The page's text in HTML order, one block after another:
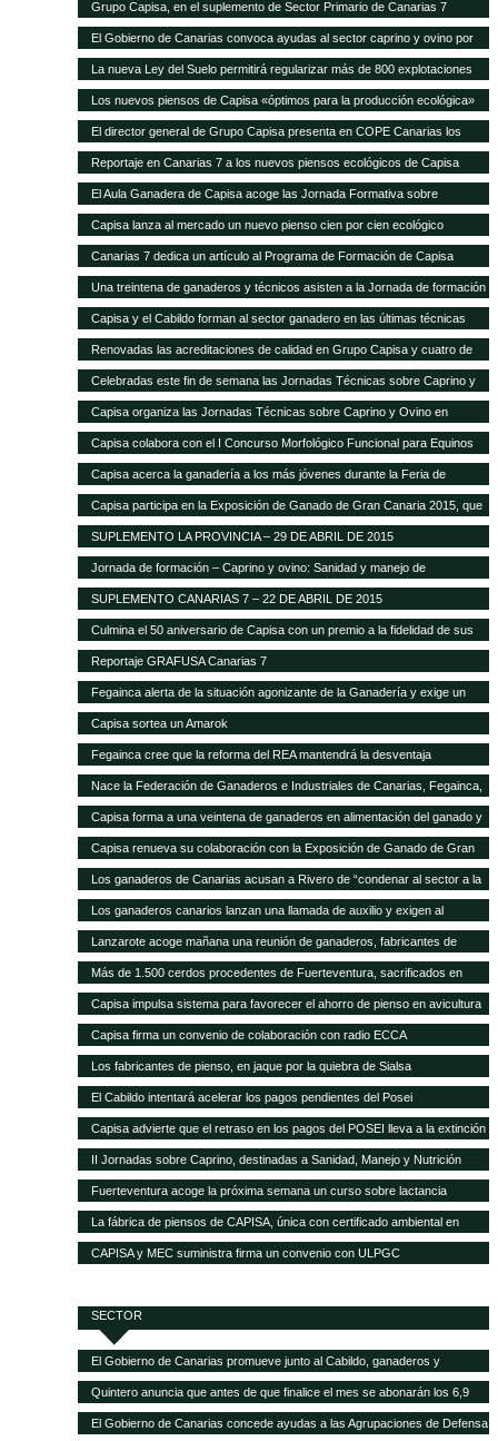
Grupo Capisa, en el suplemento de Sector Primario de Canarias 7
El Gobierno de Canarias convoca ayudas al sector caprino y ovino por
seis millones de euros
La nueva Ley del Suelo permitirá regularizar más de 800 explotaciones
agrícolas y ganaderas
Los nuevos piensos de Capisa «óptimos para la producción ecológica»
El director general de Grupo Capisa presenta en COPE Canarias los
nuevos piensos ecológicos
Reportaje en Canarias 7 a los nuevos piensos ecológicos de Capisa
El Aula Ganadera de Capisa acoge las Jornada Formativa sobre
Avicultura de Puesta
Capisa lanza al mercado un nuevo pienso cien por cien ecológico
Canarias 7 dedica un artículo al Programa de Formación de Capisa
Una treintena de ganaderos y técnicos asisten a la Jornada de formación
en vacuno de Capisa y el Cabildo de Gran Canaria
Capisa y el Cabildo forman al sector ganadero en las últimas técnicas
mundiales de alimentación y manejo de vacuno
Renovadas las acreditaciones de calidad en Grupo Capisa y cuatro de
sus empresas
Celebradas este fin de semana las Jornadas Técnicas sobre Caprino y
Ovino de Uga
Capisa organiza las Jornadas Técnicas sobre Caprino y Ovino en
Lanzarote
Capisa colabora con el I Concurso Morfológico Funcional para Equinos
Capisa acerca la ganadería a los más jóvenes durante la Feria de
Ganado Selecto 2015
Capisa participa en la Exposición de Ganado de Gran Canaria 2015, que
contará con mil cabezas selectas de la isla
SUPLEMENTO LA PROVINCIA – 29 DE ABRIL DE 2015
Jornada de formación – Caprino y ovino: Sanidad y manejo de
alimentación
SUPLEMENTO CANARIAS 7 – 22 DE ABRIL DE 2015
Culmina el 50 aniversario de Capisa con un premio a la fidelidad de sus
clientes
Reportaje GRAFUSA Canarias 7
Fegainca alerta de la situación agonizante de la Ganadería y exige un
reparto más justo del Posei
Capisa sortea un Amarok
Fegainca cree que la reforma del REA mantendrá la desventaja
competitiva de la producción ganadera canaria
Nace la Federación de Ganaderos e Industriales de Canarias, Fegainca,
que por vez primera aglutina los intereses del sector en el Archipiélago
Capisa forma a una veintena de ganaderos en alimentación del ganado y
manejo de explotaciones
Capisa renueva su colaboración con la Exposición de Ganado de Gran
Canaria en su edición 2013
Los ganaderos de Canarias acusan a Rivero de “condenar al sector a la
desaparición con su desprecio”
Los ganaderos canarios lanzan una llamada de auxilio y exigen al
Gobierno que abone la ayuda de Estado del Posei
Lanzarote acoge mañana una reunión de ganaderos, fabricantes de
pienso y empresas transformadoras de leche para analizar la crisis del
sector
Más de 1.500 cerdos procedentes de Fuerteventura, sacrificados en
Gran Canaria por la mala gestión del matadero insular
Capisa impulsa sistema para favorecer el ahorro de pienso en avicultura
Capisa firma un convenio de colaboración con radio ECCA
Los fabricantes de pienso, en jaque por la quiebra de Sialsa
El Cabildo intentará acelerar los pagos pendientes del Posei
Capisa advierte que el retraso en los pagos del POSEI lleva a la extinción
al sector ganadero
II Jornadas sobre Caprino, destinadas a Sanidad, Manejo y Nutrición
Fuerteventura acoge la próxima semana un curso sobre lactancia
artificial en el sector caprino
La fábrica de piensos de CAPISA, única con certificado ambiental en
Canarias
CAPISA y MEC suministra firma un convenio con ULPGC
SECTOR
El Gobierno de Canarias promueve junto al Cabildo, ganaderos y
queseros de Tenerife el fomento de la producción local de forrajes
Quintero anuncia que antes de que finalice el mes se abonarán los 6,9
millones del POSEI adicional de la campaña 2015
El Gobierno de Canarias concede ayudas a las Agrupaciones de Defensa